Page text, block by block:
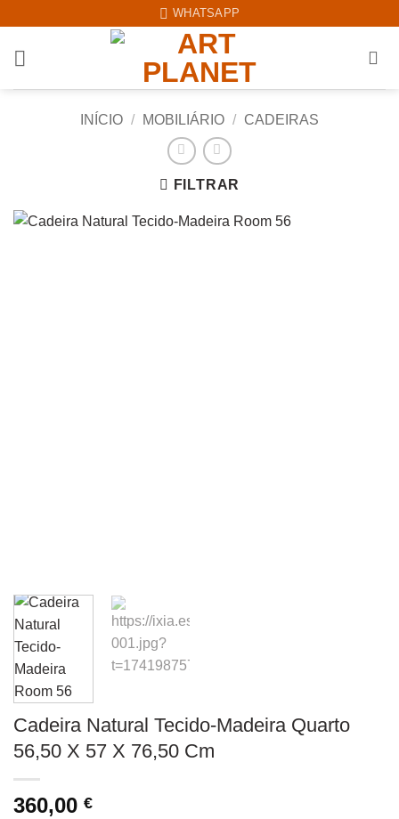
content
WHATSAPP
INÍCIO / MOBILIÁRIO / CADEIRAS
FILTRAR
Cadeira Natural Tecido-Madeira Quarto
56,50 X 57 X 76,50 Cm
360,00 €